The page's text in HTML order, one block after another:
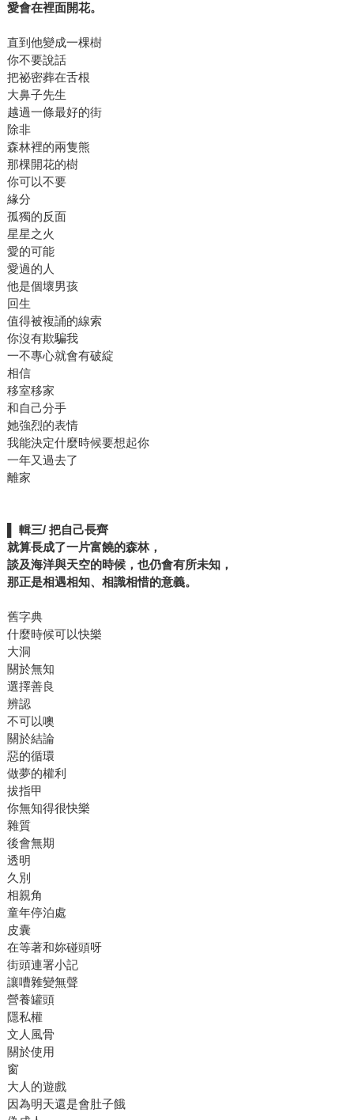
愛會在裡面開花。
直到他變成一棵樹
你不要說話
把祕密葬在舌根
大鼻子先生
越過一條最好的街
除非
森林裡的兩隻熊
那棵開花的樹
你可以不要
緣分
孤獨的反面
星星之火
愛的可能
愛過的人
他是個壞男孩
回生
值得被複誦的線索
你沒有欺騙我
一不專心就會有破綻
相信
移室移家
和自己分手
她強烈的表情
我能決定什麼時候要想起你
一年又過去了
離家
輯三/ 把自己長齊
就算長成了一片富饒的森林，
談及海洋與天空的時候，也仍會有所未知，
那正是相遇相知、相識相惜的意義。
舊字典
什麼時候可以快樂
大洞
關於無知
選擇善良
辨認
不可以噢
關於結論
惡的循環
做夢的權利
拔指甲
你無知得很快樂
雜質
後會無期
透明
久別
相親角
童年停泊處
皮囊
在等著和妳碰頭呀
街頭連署小記
讓嘈雜變無聲
營養罐頭
隱私權
文人風骨
關於使用
窗
大人的遊戲
因為明天還是會肚子餓